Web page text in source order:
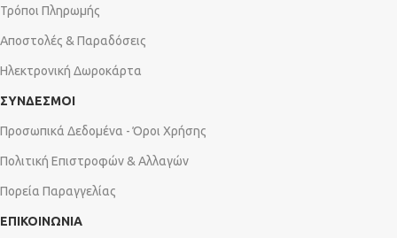
Τρόποι Πληρωμής
Αποστολές & Παραδόσεις
Ηλεκτρονική Δωροκάρτα
ΣΥΝΔΕΣΜΟΙ
Προσωπικά Δεδομένα - Όροι Χρήσης
Πολιτική Επιστροφών & Αλλαγών
Πορεία Παραγγελίας
ΕΠΙΚΟΙΝΩΝΙΑ